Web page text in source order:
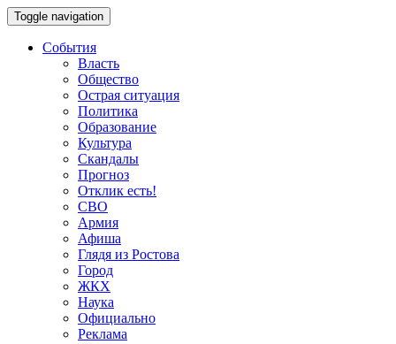
Toggle navigation
События
Власть
Общество
Острая ситуация
Политика
Образование
Культура
Скандалы
Прогноз
Отклик есть!
СВО
Армия
Афиша
Глядя из Ростова
Город
ЖКХ
Наука
Официально
Реклама